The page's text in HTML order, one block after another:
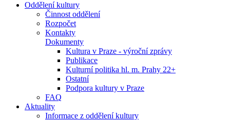
Oddělení kultury
Činnost oddělení
Rozpočet
Kontakty
Dokumenty
Kultura v Praze - výroční zprávy
Publikace
Kulturní politika hl. m. Prahy 22+
Ostatní
Podpora kultury v Praze
FAQ
Aktuality
Informace z oddělení kultury